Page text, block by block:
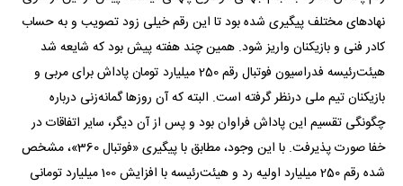
نهادهای مختلف پیگیری شده بود تا این رقم خیلی زود تصویب و به حساب
کادر فنی و بازیکنان واریز شود. همین چند هفته پیش بود که شایعه شد
هیئت‌رئیسه فدراسیون فوتبال رقم 250 میلیارد تومان پاداش برای مربی و
بازیکنان تیم ملی درنظر گرفته است. البته که آن روزها گمانه‌زنی درباره
چگونگی تقسیم این پاداش فراوان بود و پس از آن دیگر، سایر اتفاقات در
خفا صورت پذیرفت. با این وجود، مطابق با پیگیری «فوتبال 360»، مشخص
شده رقم 250 میلیارد اولیه رد و هیئت‌رئیسه با افزایش 100 میلیارد تومانی